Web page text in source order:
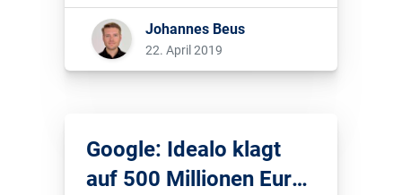
öffentlichen Web-Index als
Alternative zu Google
vorgeschlagen. Kann das
funktionieren?...
Johannes Beus
22. April 2019
Google: Idealo klagt
auf 500 Millionen Euro,